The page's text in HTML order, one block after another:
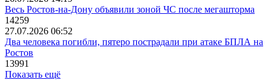
Весь Ростов-на-Дону объявили зоной ЧС после мегашторма
14259
27.07.2026 06:52
Два человека погибли, пятеро пострадали при атаке БПЛА на
Ростов
13991
Показать ещё